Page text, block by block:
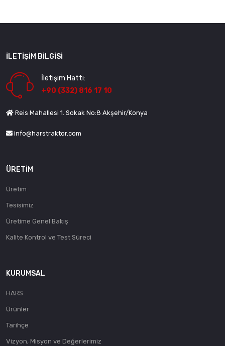
İLETIŞIM BILGISI
İletişim Hattı:
+90 (332) 816 17 10
Reis Mahallesi 1. Sokak No:8 Akşehir/Konya
info@harstraktor.com
ÜRETIM
Üretim
Tesisimiz
Üretime Genel Bakış
Kalite Kontrol ve Test Süreci
KURUMSAL
HARS
Ürünler
Tarihçe
Vizyon, Misyon ve Değerlerimiz